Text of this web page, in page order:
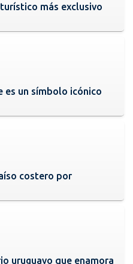
más exclusivo
es un símbolo icónico
costero por
uruguayo que enamora